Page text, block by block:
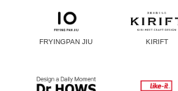
FRYINGPAN JIU KIRIFT